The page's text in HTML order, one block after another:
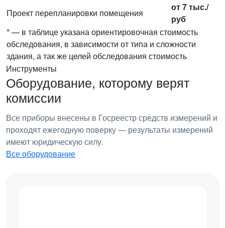
Проект перепланировки помещения
от 7 тыс./
руб
* — в таблице указана ориентировочная стоимость
обследования, в зависимости от типа и сложности
здания, а так же целей обследования стоимость
Инструменты
Оборудование, которому верят
комиссии
Все приборы внесены в Госреестр средств измерений и
проходят ежегодную поверку — результаты измерений
имеют юридическую силу.
Все оборудование